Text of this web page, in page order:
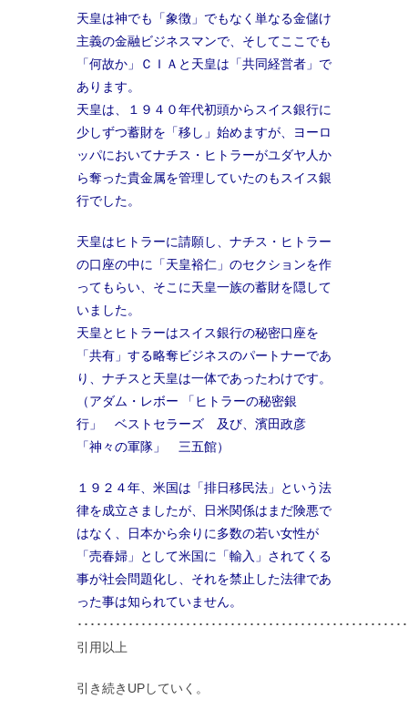
天皇は神でも「象徴」でもなく単なる金儲け
主義の金融ビジネスマンで、そしてここでも
「何故か」ＣＩＡと天皇は「共同経営者」で
あります。
天皇は、１９４０年代初頭からスイス銀行に
少しずつ蓄財を「移し」始めますが、ヨーロ
ッパにおいてナチス・ヒトラーがユダヤ人か
ら奪った貴金属を管理していたのもスイス銀
行でした。
天皇はヒトラーに請願し、ナチス・ヒトラー
の口座の中に「天皇裕仁」のセクションを作
ってもらい、そこに天皇一族の蓄財を隠して
いました。
天皇とヒトラーはスイス銀行の秘密口座を
「共有」する略奪ビジネスのパートナーであ
り、ナチスと天皇は一体であったわけです。
（アダム・レボー 「ヒトラーの秘密銀
行」 ベストセラーズ 及び、濱田政彦
「神々の軍隊」 三五館）
１９２４年、米国は「排日移民法」という法
律を成立さましたが、日米関係はまだ険悪で
はなく、日本から余りに多数の若い女性が
「売春婦」として米国に「輸入」されてくる
事が社会問題化し、それを禁止した法律であ
った事は知られていません。
･･････････････････････････････････････････････････
引用以上
引き続きUPしていく。